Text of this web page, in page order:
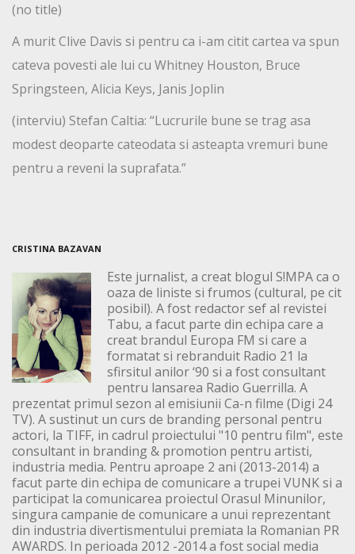
(no title)
A murit Clive Davis si pentru ca i-am citit cartea va spun
cateva povesti ale lui cu Whitney Houston, Bruce
Springsteen, Alicia Keys, Janis Joplin
(interviu) Stefan Caltia: “Lucrurile bune se trag asa
modest deoparte cateodata si asteapta vremuri bune
pentru a reveni la suprafata.”
CRISTINA BAZAVAN
Este jurnalist, a creat blogul S!MPA ca o
oaza de liniste si frumos (cultural, pe cit
posibil). A fost redactor sef al revistei
Tabu, a facut parte din echipa care a
creat brandul Europa FM si care a
formatat si rebranduit Radio 21 la
sfirsitul anilor ‘90 si a fost consultant
pentru lansarea Radio Guerrilla. A
prezentat primul sezon al emisiunii Ca-n filme (Digi 24
TV). A sustinut un curs de branding personal pentru
actori, la TIFF, in cadrul proiectului "10 pentru film", este
consultant in branding & promotion pentru artisti,
industria media. Pentru aproape 2 ani (2013-2014) a
facut parte din echipa de comunicare a trupei VUNK si a
participat la comunicarea proiectul Orasul Minunilor,
singura campanie de comunicare a unui reprezentant
din industria divertismentului premiata la Romanian PR
AWARDS. In perioada 2012 -2014 a fost social media